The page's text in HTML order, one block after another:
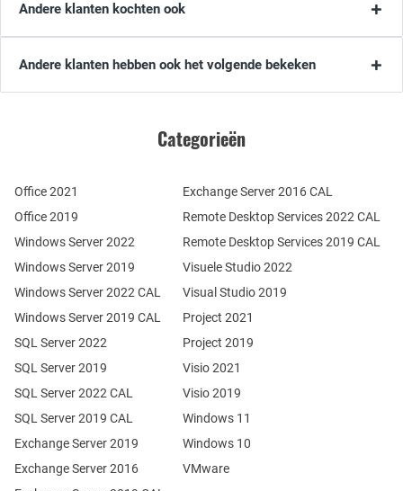
Andere klanten kochten ook
Andere klanten hebben ook het volgende bekeken
Categorieën
Office 2021
Office 2019
Windows Server 2022
Windows Server 2019
Exchange Server 2019
Exchange Server 2016
SQL Server 2022
SQL Server 2019
Windows Server 2022 CAL
Windows Server 2019 CAL
SQL Server 2022 CAL
SQL Server 2019 CAL
Remote Desktop Services 2022 CAL
Remote Desktop Services 2019 CAL
Exchange Server 2016 CAL
Visuele Studio 2022
Visual Studio 2019
Project 2021
Project 2019
Visio 2021
Visio 2019
Windows 11
Windows 10
VMware